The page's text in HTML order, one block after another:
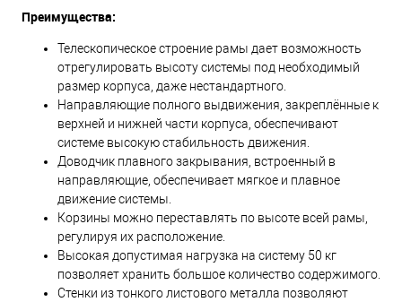
Преимущества:
Телескопическое строение рамы дает возможность
отрегулировать высоту системы под необходимый
размер корпуса, даже нестандартного.
Направляющие полного выдвижения, закреплённые к
верхней и нижней части корпуса, обеспечивают
системе высокую стабильность движения.
Доводчик плавного закрывания, встроенный в
направляющие, обеспечивает мягкое и плавное
движение системы.
Корзины можно переставлять по высоте всей рамы,
регулируя их расположение.
Высокая допустимая нагрузка на систему 50 кг
позволяет хранить большое количество содержимого.
Стенки из тонкого листового металла позволяют